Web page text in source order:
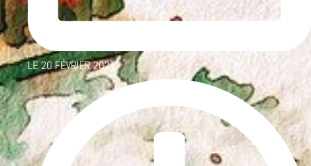
LE20 FÉVRIER 2021